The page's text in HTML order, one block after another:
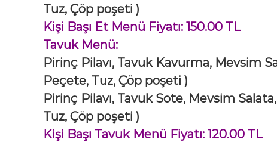
Tuz, Çöp poşeti )
Kişi Başı Et Menü Fiyatı: 150.00 TL
Tavuk Menü:
Pirinç Pilavı, Tavuk Kavurma, Mevsim
Peçete, Tuz, Çöp poşeti )
Pirinç Pilavı, Tavuk Sote, Mevsim
Tuz, Çöp poşeti )
Kişi Başı Tavuk Menü Fiyatı: 120.00 TL